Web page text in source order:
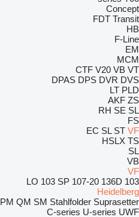
Concept
FDT Transit
HB
F-Line
EM
MCM
CTF V20 VB VT
DPAS DPS DVR DVS
LT PLD
AKF ZS
RH SE SL
FS
EC SL ST VF
HSLX TS
SL
VB
VF
103 LO
103 SP 107-20 136D
Heidelberg
PM QM SM Stahlfolder Suprasetter
C-series U-series UWF